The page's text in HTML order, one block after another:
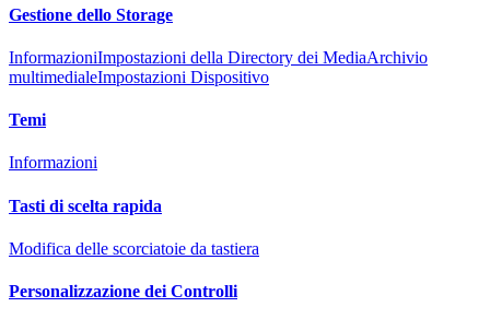
Gestione dello Storage
InformazioniImpostazioni della Directory dei MediaArchivio
multimedialeImpostazioni Dispositivo
Temi
Informazioni
Tasti di scelta rapida
Modifica delle scorciatoie da tastiera
Personalizzazione dei Controlli